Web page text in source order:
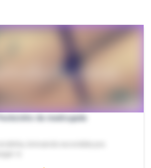
Packzinho da madrugada